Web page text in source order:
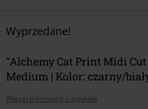
Wyprzedane!
"Alchemy Cat Print Midi
Medium | Kolor: czarny/
Więcej informacji o artykule